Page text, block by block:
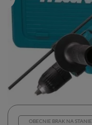
OBECNIE BRAK NA STANIE